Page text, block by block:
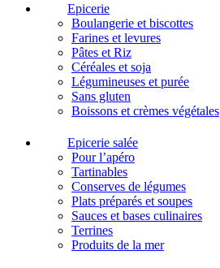
Epicerie
Boulangerie et biscottes
Farines et levures
Pâtes et Riz
Céréales et soja
Légumineuses et purée
Sans gluten
Boissons et crèmes végétales
Epicerie salée
Pour l’apéro
Tartinables
Conserves de légumes
Plats préparés et soupes
Sauces et bases culinaires
Terrines
Produits de la mer